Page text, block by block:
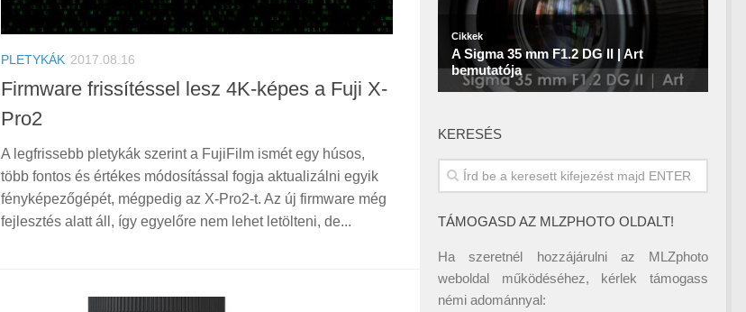
PLETYKÁK 2017.08.16
Firmware frissítéssel lesz 4K-képes a Fuji X-
Pro2
A legfrissebb pletykák szerint a FujiFilm ismét egy húsos,
több fontos és értékes módosítással fogja aktualizálni egyik
fényképezőgépét, mégpedig az X-Pro2-t. Az új firmware még
fejlesztés alatt áll, így egyelőre nem lehet letölteni, de...
KERESÉS
TÁMOGASD AZ MLZPHOTO OLDALT!
Ha szeretnél hozzájárulni az MLZphoto
weboldal működéséhez, kérlek támogass
némi adománnyal: